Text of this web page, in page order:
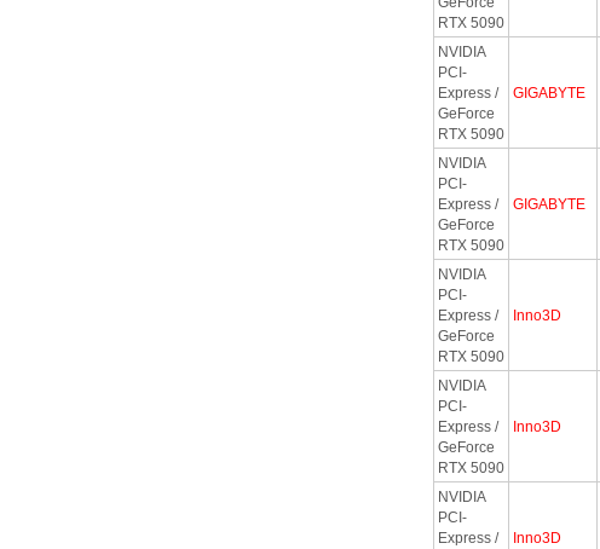
RTX 5090
NVIDIA
PCI-
Express /
GeForce
RTX 5090
GIGABYTE
NVIDIA
PCI-
Express /
GeForce
RTX 5090
GIGABYTE
NVIDIA
PCI-
Express /
GeForce
RTX 5090
Inno3D
NVIDIA
PCI-
Express /
GeForce
RTX 5090
Inno3D
NVIDIA
PCI-
Express /
Inno3D